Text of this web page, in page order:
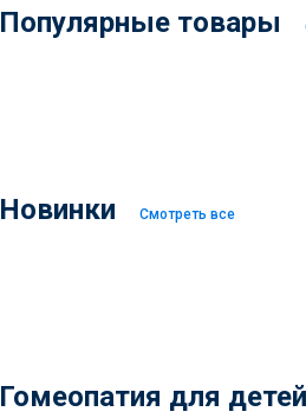
Популярные товары
Новинки Смотреть все
Гомеопатия для детей